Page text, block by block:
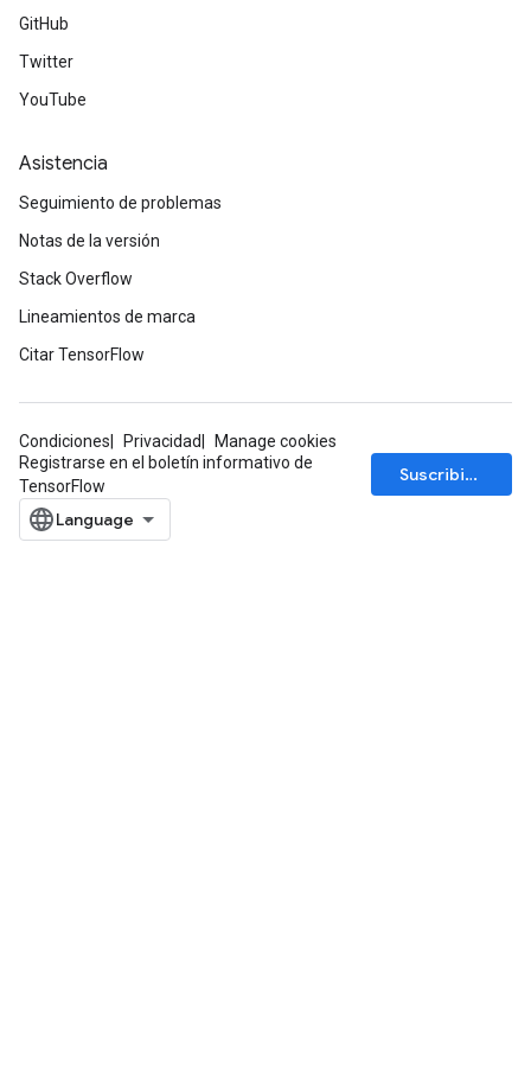
GitHub
Twitter
YouTube
Asistencia
Seguimiento de problemas
Notas de la versión
Stack Overflow
Lineamientos de marca
Citar TensorFlow
Condiciones Privacidad
Manage cookies
Registrarse en el boletín informativo de
TensorFlow
Suscribirse